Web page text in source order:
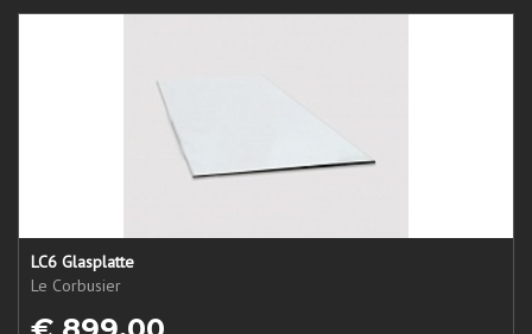
LC6 Glasplatte
Le Corbusier